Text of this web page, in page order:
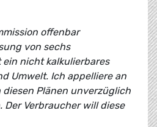
offenbar
von sechs
ein nicht kalkulierbares
Umwelt. Ich appelliere an
diesen Plänen unverzüglich
Der Verbraucher will diese